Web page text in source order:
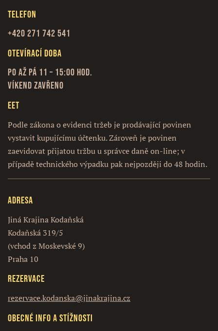
Telefon
+420 271 742 541
Otevírací doba
Po až Pá 11 – 15:00 hod.
Víkend zavřeno
EET
Podle zákona o evidenci tržeb je prodávající povinen
vystavit kupujícímu účtenku. Zároveň je povinen
zaevidovat přijatou tržbu u správce daně on-line; v
případě technického výpadku pak nejpozději do 48 hodin.
Adresa
Jiná Krajina Kodaňská
Kodaňská 319/5
(vchod z Moskevské 9)
Praha 10
Rezervace
rezervace.kodanska@jinakrajina.cz
Obecné info a stížnosti